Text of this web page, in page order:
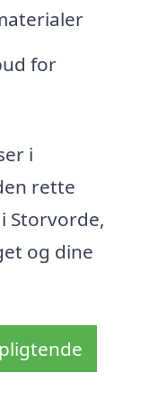
for
i
rette
Storvorde,
og dine